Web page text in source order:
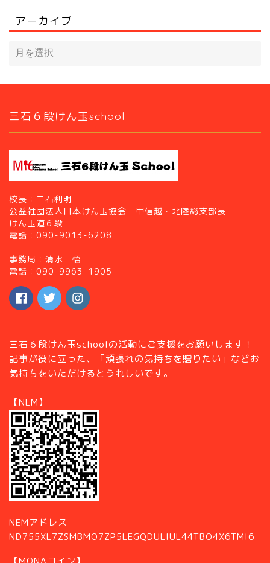
アーカイブ
三石６段けん玉school
校長：三石利明
公益社団法人日本けん玉協会 甲信越・北陸総支部長
けん玉道６段
電話：090-9013-6208
事務局：清水 悟
電話：090-9963-1905
三石６段けん玉schoolの活動にご支援をお願いします！
記事が役に立った、「頑張れの気持ちを贈りたい」などお
気持ちをいただけるとうれしいです。
【NEM】
NEMアドレス
ND755XL7ZSMBMO7ZP5LEGQDULIUL44TBO4X6TMI6